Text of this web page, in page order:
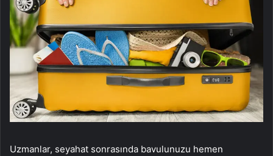
Uzmanlar, seyahat sonrasında bavulunuzu hemen